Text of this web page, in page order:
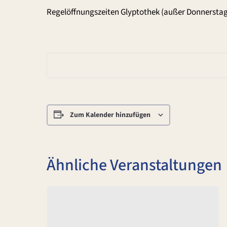
Regelöffnungszeiten Glyptothek (außer
Zum Kalender hinzufügen
Ähnliche Veranstaltungen